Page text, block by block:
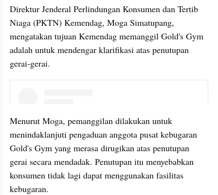
Direktur Jenderal Perlindungan Konsumen dan Tertib
Niaga (PKTN) Kemendag, Moga Simatupang,
mengatakan tujuan Kemendag memanggil Gold's Gym
adalah untuk mendengar klarifikasi atas penutupan
gerai-gerai.
Menurut Moga, pemanggilan dilakukan untuk
menindaklanjuti pengaduan anggota pusat kebugaran
Gold's Gym yang merasa dirugikan atas penutupan
gerai secara mendadak. Penutupan itu menyebabkan
konsumen tidak lagi dapat menggunakan fasilitas
kebugaran.